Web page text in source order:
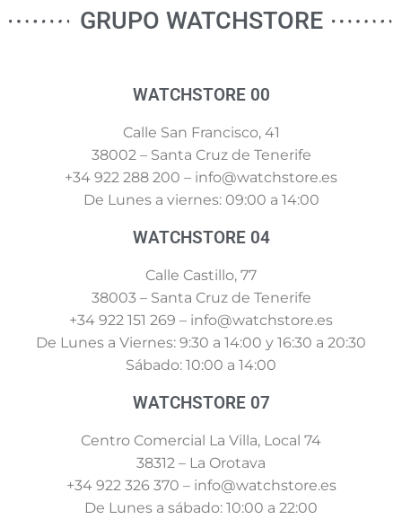
GRUPO WATCHSTORE
WATCHSTORE 00
Calle San Francisco, 41
38002 – Santa Cruz de Tenerife
+34 922 288 200 – info@watchstore.es
De Lunes a viernes: 09:00 a 14:00
WATCHSTORE 04
Calle Castillo, 77
38003 – Santa Cruz de Tenerife
+34 922 151 269 – info@watchstore.es
De Lunes a Viernes: 9:30 a 14:00 y 16:30 a 20:30
Sábado: 10:00 a 14:00
WATCHSTORE 07
Centro Comercial La Villa, Local 74
38312 – La Orotava
+34 922 326 370 – info@watchstore.es
De Lunes a sábado: 10:00 a 22:00